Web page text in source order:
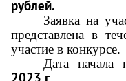
рублей.
Заявка на
представлена в
участие в конкурсе.
Дата начала
2023 г.